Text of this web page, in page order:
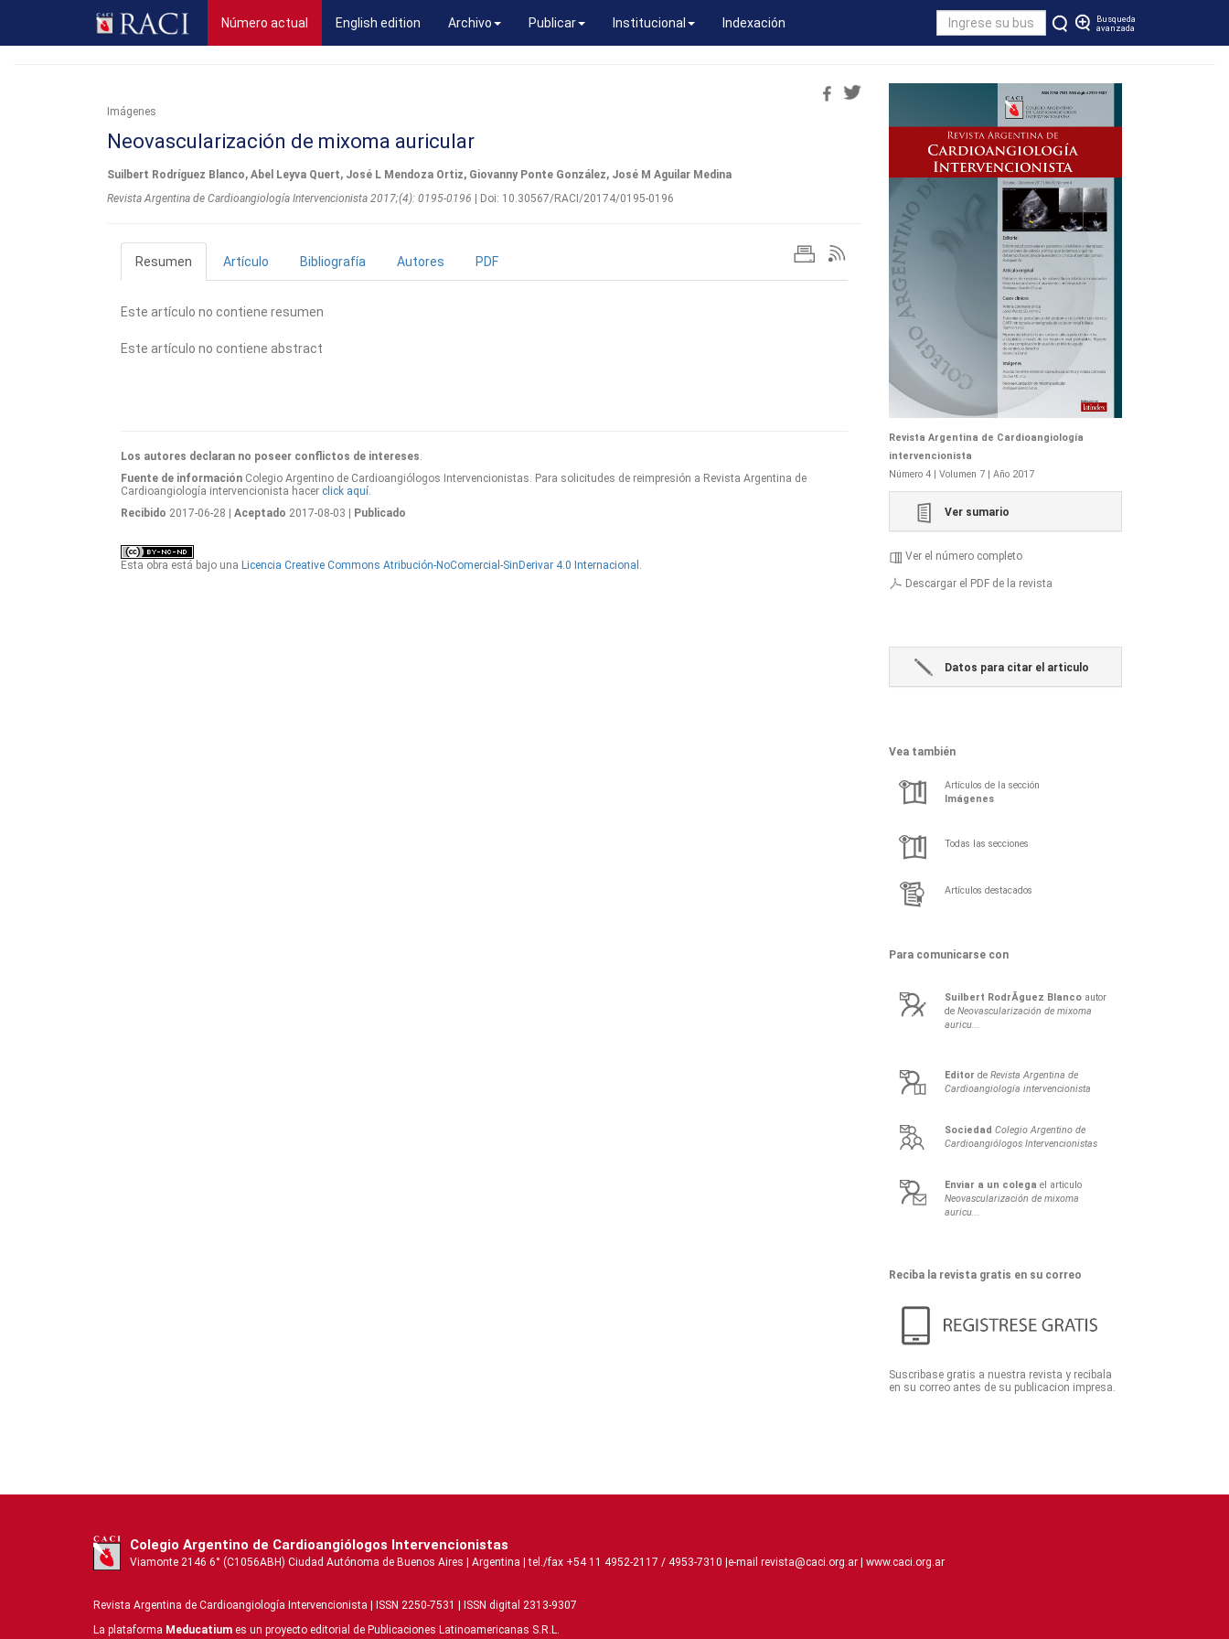
Número actual (current)English edition Archivo Publicar Institucional Indexación
Busqueda
avanzada
Imágenes
Neovascularización de mixoma auricular
Suilbert Rodríguez Blanco, Abel Leyva Quert, José L Mendoza Ortiz, Giovanny Ponte González, José M Aguilar Medina
Revista Argentina de Cardioangiologí­a Intervencionista 2017;(4): 0195-0196 | Doi: 10.30567/RACI/20174/0195-0196
Resumen Artículo Bibliografía Autores PDF
Este artículo no contiene resumen
Este artículo no contiene abstract
Los autores declaran no poseer conflictos de intereses.
Fuente de información Colegio Argentino de Cardioangiólogos Intervencionistas. Para solicitudes de reimpresión a Revista Argentina de
Cardioangiología intervencionista hacer click aquí.
Recibido 2017-06-28 | Aceptado 2017-08-03 | Publicado
Esta obra está bajo una Licencia Creative Commons Atribución-NoComercial-SinDerivar 4.0 Internacional .
Revista Argentina de Cardioangiología
intervencionista
Número 4 | Volumen 7 | Año 2017
Ver sumario
Ver el número completo
Descargar el PDF de la revista
Datos para citar el articulo
Vea también
Artículos de la sección
Imágenes
Todas las secciones
Artículos destacados
Para comunicarse con
Suilbert RodrÃ­guez Blanco autor
de Neovascularización de mixoma
auricu...
Editor de Revista Argentina de
Cardioangiología intervencionista
Sociedad Colegio Argentino de
Cardioangiólogos Intervencionistas
Enviar a un colega el articulo
Neovascularización de mixoma
auricu...
Reciba la revista gratis en su correo
Suscribase gratis a nuestra revista y recibala
en su correo antes de su publicacion impresa.
Colegio Argentino de Cardioangiólogos Intervencionistas
Viamonte 2146 6° (C1056ABH) Ciudad Autónoma de Buenos Aires | Argentina | tel./fax +54 11 4952-2117 / 4953-7310 |e-mail revista@caci.org.ar | www.caci.org.ar
Revista Argentina de Cardioangiologí­a Intervencionista | ISSN 2250-7531 | ISSN digital 2313-9307
La plataforma Meducatium es un proyecto editorial de Publicaciones Latinoamericanas S.R.L.